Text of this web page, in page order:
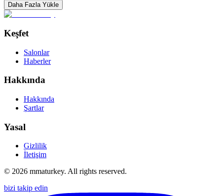
Daha Fazla Yükle
Keşfet
Salonlar
Haberler
Hakkında
Hakkında
Şartlar
Yasal
Gizlilik
İletişim
© 2026 mmaturkey. All rights reserved.
bizi takip edin